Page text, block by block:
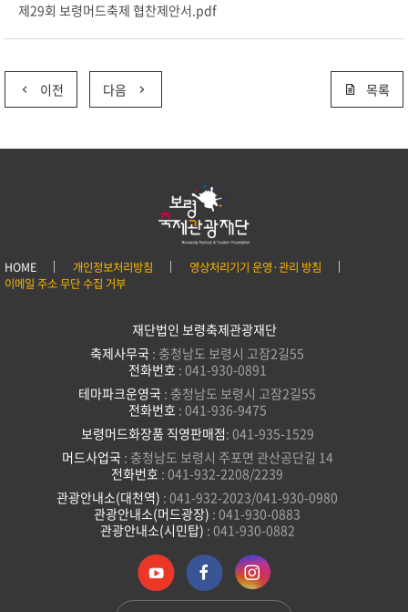
제29회 보령머드축제 협찬제안서.pdf
이전 다음 목록
HOME 개인정보처리방침
영상처리기기 운영·관리 방침
이메일 주소 무단 수집 거부
재단법인 보령축제관광재단
축제사무국 : 충청남도 보령시 고잠2길55
전화번호 : 041-930-0891
테마파크운영국 : 충청남도 보령시 고잠2길55
전화번호 : 041-936-9475
보령머드화장품 직영판매점: 041-935-1529
머드사업국 : 충청남도 보령시 주포면 관산공단길 14
전화번호 : 041-932-2208/2239
관광안내소(대천역) : 041-932-2023/041-930-0980
관광안내소(머드광장) : 041-930-0883
관광안내소(시민탑) : 041-930-0882